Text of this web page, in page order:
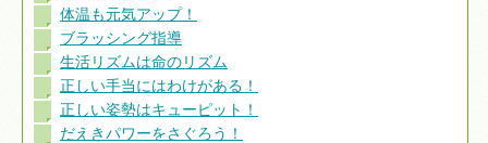
体温も元気アップ！
ブラッシング指導
生活リズムは命のリズム
正しい手当にはわけがある！
正しい姿勢はキューピット！
だえきパワーをさぐろう！